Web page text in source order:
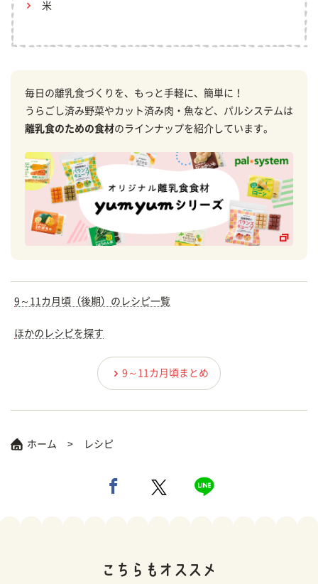
米
毎日の離乳食づくりを、もっと手軽に、簡単に！
うらごし済み野菜やカット済み肉・魚など、パルシステムは
離乳食のための食材のラインナップを紹介しています。
9～11カ月頃（後期）のレシピ一覧
ほかのレシピを探す
9～11カ月頃まとめ
ホーム レシピ